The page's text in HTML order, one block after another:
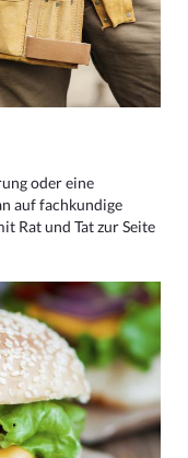
oder eine
auf fachkundige
Rat und Tat zur Seite